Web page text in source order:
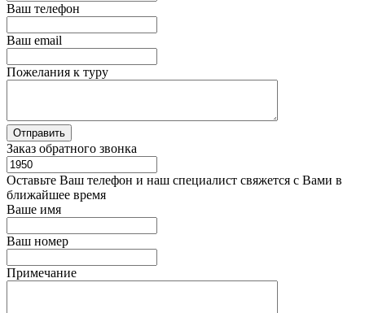
Ваш телефон
Ваш email
Пожелания к туру
Заказ обратного звонка
Оставьте Ваш телефон и наш специалист свяжется с Вами в
ближайшее время
Ваше имя
Ваш номер
Примечание